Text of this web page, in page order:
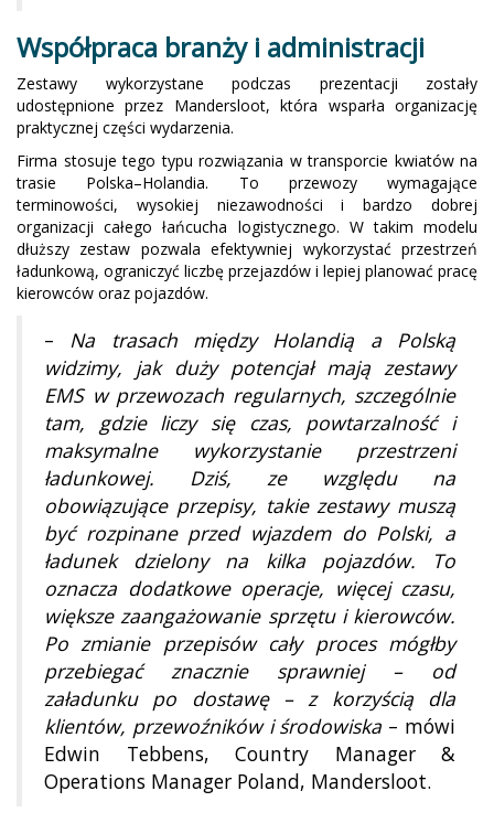
Współpraca branży i administracji
Zestawy wykorzystane podczas prezentacji zostały
udostępnione przez Mandersloot, która wsparła organizację
praktycznej części wydarzenia.
Firma stosuje tego typu rozwiązania w transporcie kwiatów na
trasie Polska–Holandia. To przewozy wymagające
terminowości, wysokiej niezawodności i bardzo dobrej
organizacji całego łańcucha logistycznego. W takim modelu
dłuższy zestaw pozwala efektywniej wykorzystać przestrzeń
ładunkową, ograniczyć liczbę przejazdów i lepiej planować pracę
kierowców oraz pojazdów.
– Na trasach między Holandią a Polską
widzimy, jak duży potencjał mają zestawy
EMS w przewozach regularnych, szczególnie
tam, gdzie liczy się czas, powtarzalność i
maksymalne wykorzystanie przestrzeni
ładunkowej. Dziś, ze względu na
obowiązujące przepisy, takie zestawy muszą
być rozpinane przed wjazdem do Polski, a
ładunek dzielony na kilka pojazdów. To
oznacza dodatkowe operacje, więcej czasu,
większe zaangażowanie sprzętu i kierowców.
Po zmianie przepisów cały proces mógłby
przebiegać znacznie sprawniej – od
załadunku po dostawę – z korzyścią dla
klientów, przewoźników i środowiska – mówi
Edwin Tebbens, Country Manager &
Operations Manager Poland, Mandersloot.